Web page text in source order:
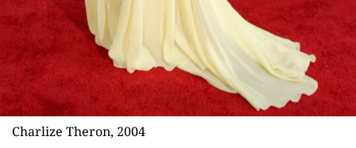
Charlize Theron, 2004